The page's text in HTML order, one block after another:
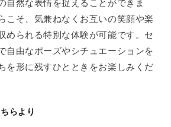
自然な表情を捉えることができま
こそ、気兼ねなくお互いの笑顔や楽
められる特別な体験が可能です。セ
自由なポーズやシチュエーションを
を形に残すひとときをお楽しみくだ
らより